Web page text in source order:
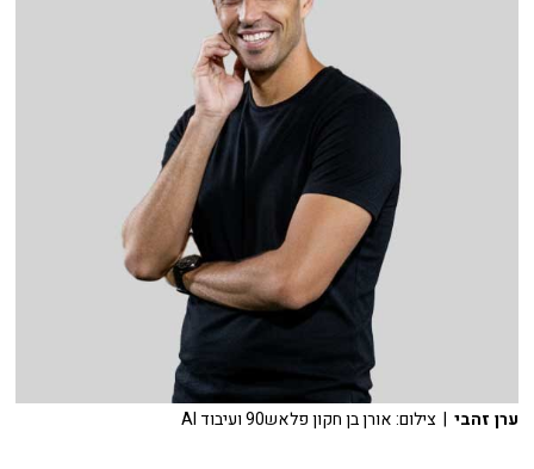
ערן זהבי | צילום: אורן בן חקון פלאש90 ועיבוד AI